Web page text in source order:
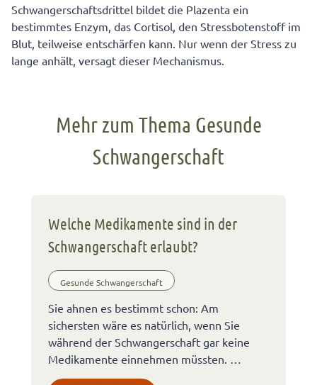
Schwangerschaftsdrittel bildet die Plazenta ein
bestimmtes Enzym, das Cortisol, den Stressbotenstoff im
Blut, teilweise entschärfen kann. Nur wenn der Stress zu
lange anhält, versagt dieser Mechanismus.
Mehr zum Thema Gesunde
Schwangerschaft
Welche Medikamente sind in der
Schwangerschaft erlaubt?
Gesunde Schwangerschaft
Sie ahnen es bestimmt schon: Am
sichersten wäre es natürlich, wenn Sie
während der Schwangerschaft gar keine
Medikamente einnehmen müssten. …